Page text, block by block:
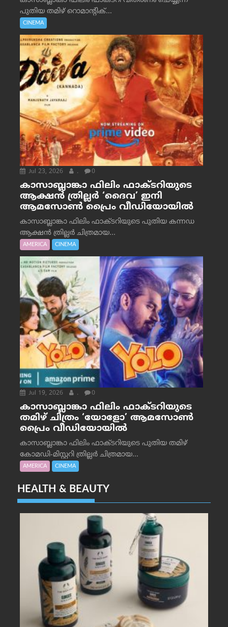
പുതിയ തമിഴ് റൊമാന്റിക്...
CINEMA
Jul 23, 2026 . 0
കാസാബ്ലാങ്കാ ഫിലിം ഫാക്ടറിയുടെ
ആക്ഷൻ ത്രില്ലർ ‘ദൈവ’ ഇനി
ആമസോൺ പ്രൈം വീഡിയോയിൽ
കാസാബ്ലാങ്കാ ഫിലിം ഫാക്ടറിയുടെ പുതിയ കന്നഡ
ആക്ഷൻ ത്രില്ലർ ചിത്രമായ...
AMERICA CINEMA
Jul 19, 2026 . 0
കാസാബ്ലാങ്കാ ഫിലിം ഫാക്ടറിയുടെ
തമിഴ് ചിത്രം ‘യോളോ’ ആമസോൺ
പ്രൈം വീഡിയോയിൽ
കാസാബ്ലാങ്കാ ഫിലിം ഫാക്ടറിയുടെ പുതിയ തമിഴ്
കോമഡി-മിസ്റ്ററി ത്രില്ലർ ചിത്രമായ...
AMERICA CINEMA
HEALTH & BEAUTY